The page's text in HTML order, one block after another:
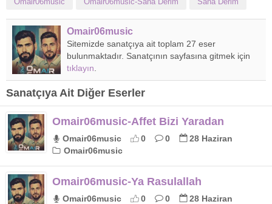
Omair06music
Sitemizde sanatçıya ait toplam 27 eser
bulunmaktadır. Sanatçının sayfasına gitmek için
tıklayın
Sanatçıya Ait Diğer Eserler
Omair06music-Affet Bizi Yaradan
Omair06music 0 0
28 Haziran
Omair06music
Omair06music-Ya Rasulallah
Omair06music 0 0
28 Haziran